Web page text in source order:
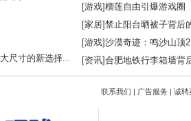
大尺寸的新选择...
[游戏]榴莲自由引爆游戏圈
[家居]禁止阳台晒被子背后
[游戏]沙漠奇迹：鸣沙山顶
[资讯]合肥地铁行李箱墙背
联系我们 | 广告服务 | 诚聘